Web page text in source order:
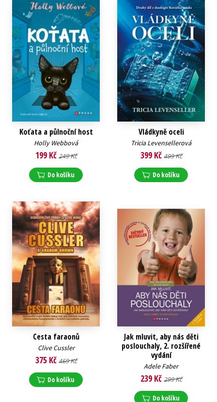
Koťata a půlnoční host
Holly Webbová
199 Kč 249 Kč
Do košíku
Vládkyně oceli
Tricia Levensellerová
399 Kč 499 Kč
Do košíku
Cesta faraonů
Clive Cussler
375 Kč 469 Kč
Do košíku
Jak mluvit, aby nás děti
poslouchaly, 2. rozšířené
vydání
Adele Faber
239 Kč 299 Kč
Do košíku